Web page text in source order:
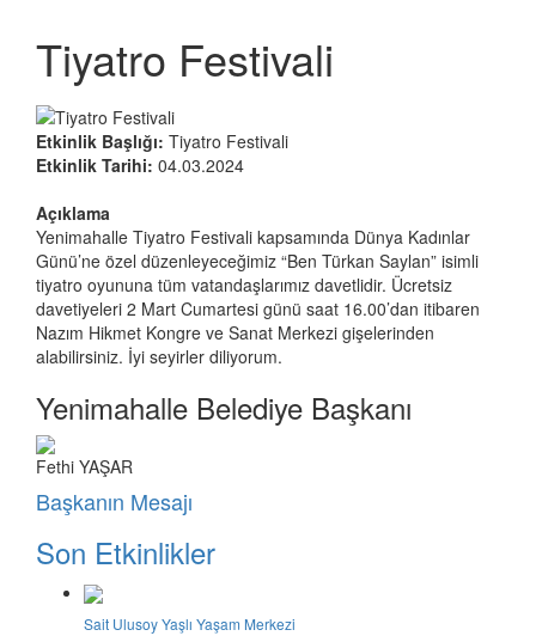
Tiyatro Festivali
Etkinlik Başlığı: Tiyatro Festivali
Etkinlik Tarihi: 04.03.2024
Açıklama
Yenimahalle Tiyatro Festivali kapsamında Dünya Kadınlar
Günü’ne özel düzenleyeceğimiz “Ben Türkan Saylan” isimli
tiyatro oyununa tüm vatandaşlarımız davetlidir. Ücretsiz
davetiyeleri 2 Mart Cumartesi günü saat 16.00’dan itibaren
Nazım Hikmet Kongre ve Sanat Merkezi gişelerinden
alabilirsiniz. İyi seyirler diliyorum.
Yenimahalle Belediye Başkanı
Fethi YAŞAR
Başkanın Mesajı
Son Etkinlikler
Sait Ulusoy Yaşlı Yaşam Merkezi